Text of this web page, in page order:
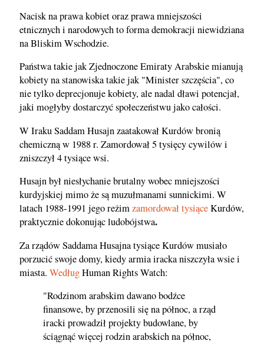
Nacisk na prawa kobiet oraz prawa mniejszości
etnicznych i narodowych to forma demokracji niewidziana
na Bliskim Wschodzie.
Państwa takie jak Zjednoczone Emiraty Arabskie mianują
kobiety na stanowiska takie jak "Minister szczęścia", co
nie tylko deprecjonuje kobiety, ale nadal dławi potencjał,
jaki mogłyby dostarczyć społeczeństwu jako całości.
W Iraku Saddam Husajn zaatakował Kurdów bronią
chemiczną w 1988 r. Zamordował 5 tysięcy cywilów i
zniszczył 4 tysiące wsi.
Husajn był niesłychanie brutalny wobec mniejszości
kurdyjskiej mimo że są muzułmanami sunnickimi. W
latach 1988-1991 jego reżimzamordował tysiąceKurdów,
praktycznie dokonując ludobójstwa.
Za rządów Saddama Husajna tysiące Kurdów musiało
porzucić swoje domy, kiedy armia iracka niszczyła wsie i
miasta. WedługHuman Rights Watch:
"Rodzinom arabskim dawano bodźce
finansowe, by przenosili się na północ, a rząd
iracki prowadził projekty budowlane, by
ściągnąć więcej rodzin arabskich na północ,